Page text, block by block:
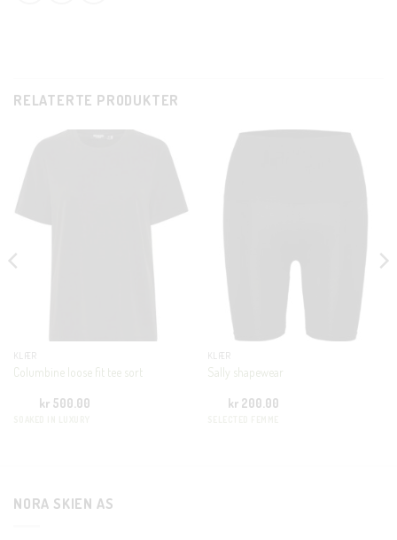
RELATERTE PRODUKTER
KLÆR
Columbine loose fit tee sort
kr500.00
KLÆR
Sally shapewear
kr200.00
NORA SKIEN AS
KUNDEKLUBB
En liten velkomstgave til deg! ❤️